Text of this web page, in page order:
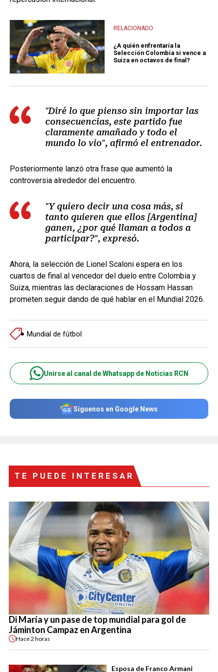
RELACIONADO
¿A quién enfrentaría la
Selección Colombia si vence a
Suiza en octavos de final?
"Diré lo que pienso sin importar las
consecuencias, este partido fue
claramente amañado y todo el
mundo lo vio", afirmó el entrenador.
Posteriormente lanzó otra frase que aumentó la
controversia alrededor del encuentro.
"Y quiero decir una cosa más, si
tanto quieren que ellos [Argentina]
ganen, ¿por qué llaman a todos a
participar?", expresó.
Ahora, la selección de Lionel Scaloni espera en los
cuartos de final al vencedor del duelo entre Colombia y
Suiza, mientras las declaraciones de Hossam Hassan
prometen seguir dando de qué hablar en el Mundial 2026.
Mundial de fútbol
Unirse al canal de Whatsapp de Noticias RCN
Síguenos en Google News
TE PUEDE INTERESAR
Di María y un pase de top mundial para gol de
Jáminton Campaz en Argentina
Hace2 horas
Esposa de Franco Armani